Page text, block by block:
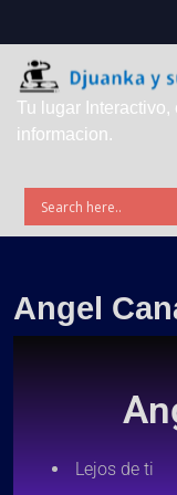
Tu lugar
informacion.
Angel
Lejos de ti